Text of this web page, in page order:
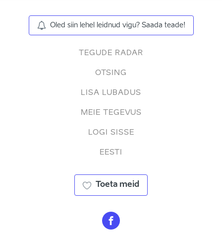
Oled siin lehel leidnud vigu? Saada teade!
TEGUDE RADAR
OTSING
LISA LUBADUS
MEIE TEGEVUS
LOGI SISSE
EESTI
Toeta meid